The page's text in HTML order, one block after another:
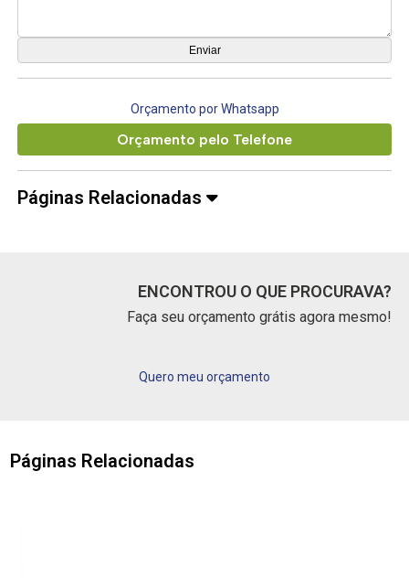
Orçamento por Whatsapp
Orçamento pelo Telefone
Páginas Relacionadas
ENCONTROU O QUE PROCURAVA?
Faça seu orçamento grátis agora mesmo!
Quero meu orçamento
Páginas Relacionadas